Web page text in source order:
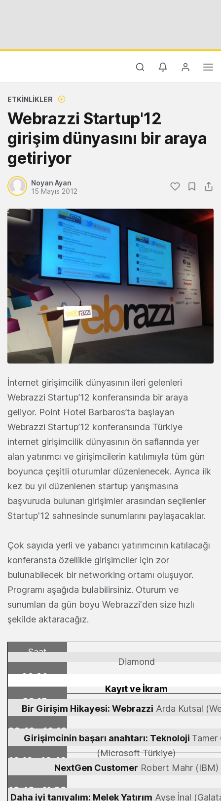
ETKINLIKLER
Webrazzi Startup'12
girişim dünyasını bir araya
getiriyor
Noyan Ayan
15 Mayıs 2012
İnternet girişimcilik dünyasının ileri gelenleri
Webrazzi Startup’12 konferansında bir araya
geliyor. Point Hotel Barbaros’ta başlayan
Webrazzi Startup’12 konferansında Türkiye
internet girişimcilik dünyasının ön saflarında yer
alan yatırımcı ve girişimcilerin katılımıyla tüm gün
boyunca çeşitli oturumlar düzenlenecek. Ayrıca ilk
kez bu yıl düzenlenen startup yarışmasına
başvuruda bulunan girişimler arasından seçilenler
Startup'12 sahnesinde sunumlarını paylaşacaklar.
Çok sayıda yerli ve yabancı yatırımcının katılacağı
konferansta özellikle girişimciler için zor
bulunabilecek bir networking ortamı oluşuyor.
Programı aşağıda bulabilirsiniz. Oturum ve
sunumları da gün boyu Webrazzi'den size hızlı
şekilde aktaracağız.
Saat
Diamond
08:30 -
Kayıt ve İkram
09:15 -
09:40
Bir Girişim Hikayesi: Webrazzi Arda Kutsal
09:40 - 10:10
Girişimcinin başarı anahtarı: Teknoloji Tamer
(Microsoft Türkiye)
10:10 - 10:40
NextGen Customer Robert Mahr (IBM)
10:40 - 11:00
Daha iyi tanıyalım: Melek Yatırım Ayşe İnal